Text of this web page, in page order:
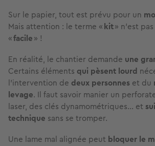
Sur le papier, tout est prévu pour un
Mais attention : le terme «kit» n’est
«facile» !
En réalité, le chantier demande une
Certains éléments qui pèsent lourd
l'intervention de deux personnes et du
levage. Il faut savoir manier un
laser, des clés dynamométriques… et
technique sans se tromper.
Une lame mal alignée peut bloquer le